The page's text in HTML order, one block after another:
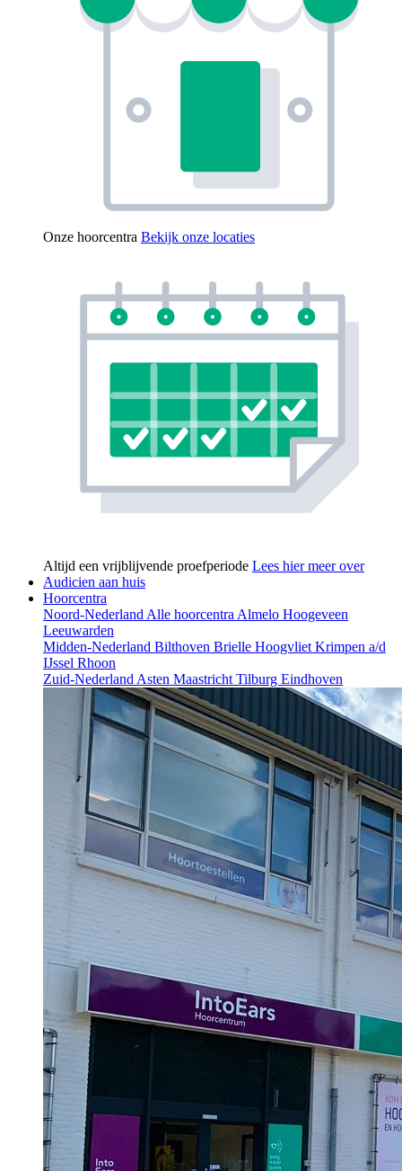
Onze hoorcentra Bekijk onze locaties
Altijd een vrijblijvende proefperiode Lees hier meer over
Audicien aan huis
Hoorcentra
Noord-Nederland Alle hoorcentra Almelo Hoogeveen
Leeuwarden
Midden-Nederland Bilthoven Brielle Hoogvliet Krimpen a/d
IJssel Rhoon
Zuid-Nederland Asten Maastricht Tilburg Eindhoven